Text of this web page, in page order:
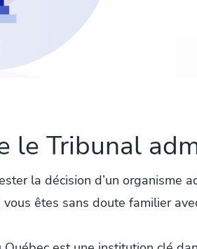
le Tribunal
la décision d’un organisme
vous êtes sans doute familier